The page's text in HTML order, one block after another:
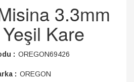
3.3mm
Kare
: OREGON69426
: OREGON